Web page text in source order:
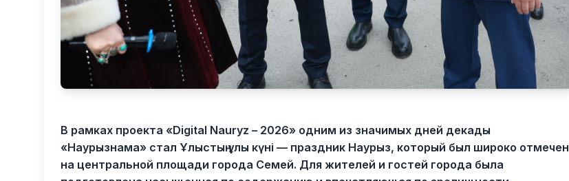
В рамках проекта «Digital Nauryz – 2026» одним из значимых дней декады
«Наурызнама» стал Ұлыстың ұлы күні — праздник Наурыз, который был широко отмечен
на центральной площади города Семей. Для жителей и гостей города была